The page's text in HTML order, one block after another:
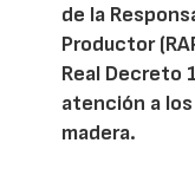
de la
Productor
Real Decreto
atención a
madera.